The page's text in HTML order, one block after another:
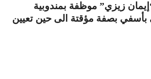
زيزي” موظفة بمندوبية
بأسفي بصفة مؤقتة الى حين تعيين